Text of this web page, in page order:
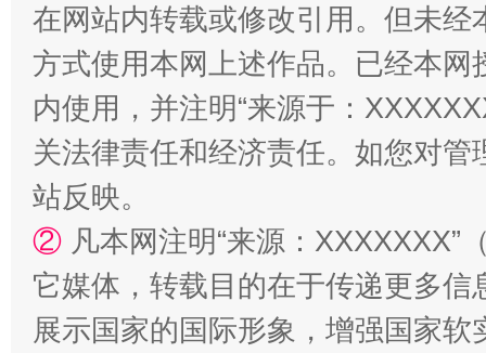
站台名比不上好声名
漫山遍野的桃花与雪山、麦地、白藏房 除
在网站内转载或修改引用。但未
方式使用本网上述作品。已经本
内使用，并注明“来源于：
关法律责任和经济责任。如您对
站反映。
② 凡本网注明“来源：
它媒体，转载目的在于传递更多
展示国家的国际形象，增强国家